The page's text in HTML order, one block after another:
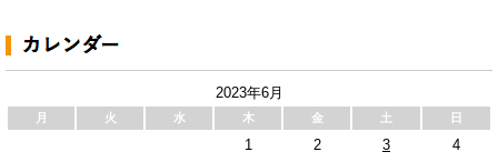
2023年6月
月 火 水 木 金 土 日
1 2 3
4